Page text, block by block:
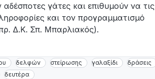
γάτες και επιθυμούν να τις
και τον προγραμματισμό
Δ.Κ. Σπ. Μπαρλιακός).
δελφών στείρωσης γαλαξίδι
δράσεις
δευτέρα